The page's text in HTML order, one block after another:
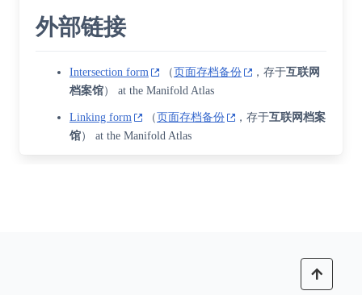
外部链接
Intersection form （页面存档备份 ，存于互联网
档案馆） at the Manifold Atlas
Linking form （页面存档备份 ，存于互联网档案
馆） at the Manifold Atlas